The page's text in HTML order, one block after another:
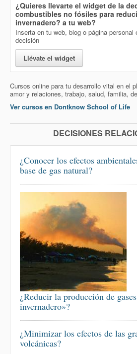
¿Quieres llevarte el widget de la
combustibles no fósiles para
invernadero? a tu web?
Inserta en tu web, blog o página personal
decisión
Llévate el widget
Cursos online para tu desarrollo vital en el
amor y relaciones, trabajo, salud, familia,
Ver cursos en Dontknow School of Life
DECISIONES
¿Conocer los efectos
base de gas natural?
¿Reducir la producción de
invernadero»?
¿Minimizar los efectos de las
volcánicas?